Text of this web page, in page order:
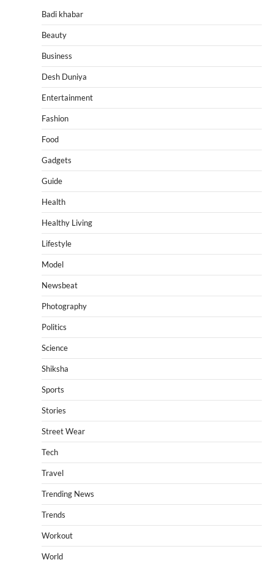
Badi khabar
Beauty
Business
Desh Duniya
Entertainment
Fashion
Food
Gadgets
Guide
Health
Healthy Living
Lifestyle
Model
Newsbeat
Photography
Politics
Science
Shiksha
Sports
Stories
Street Wear
Tech
Travel
Trending News
Trends
Workout
World